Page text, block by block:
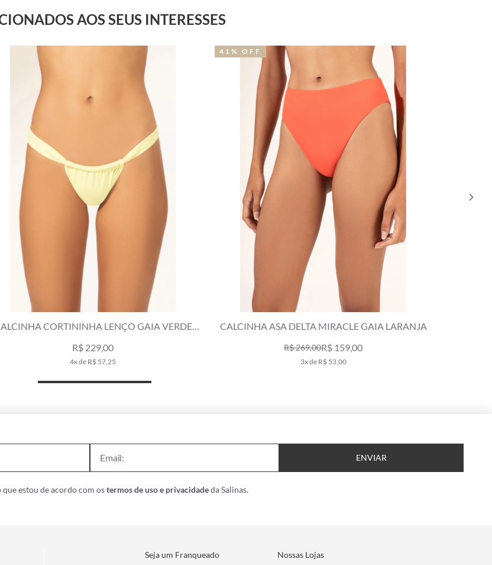
AOS SEUS INTERESSES
ASA DELTA MIRACLE GAIA LARANJA
R$ 269,00R$ 159,00
3x de R$ 53,00
CALCINHA CANAL LENÇO DOLCE VITA LARANJA
R$ 219,00R$ 129,00
2x de R$ 64,50
41% OFF
ENVIAR
estou de acordo com ostermos de uso e privacidadeda Salinas.
Seja um Franqueado Nossas Lojas